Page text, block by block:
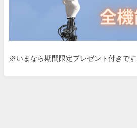
※いまなら期間限定プレゼント付きです